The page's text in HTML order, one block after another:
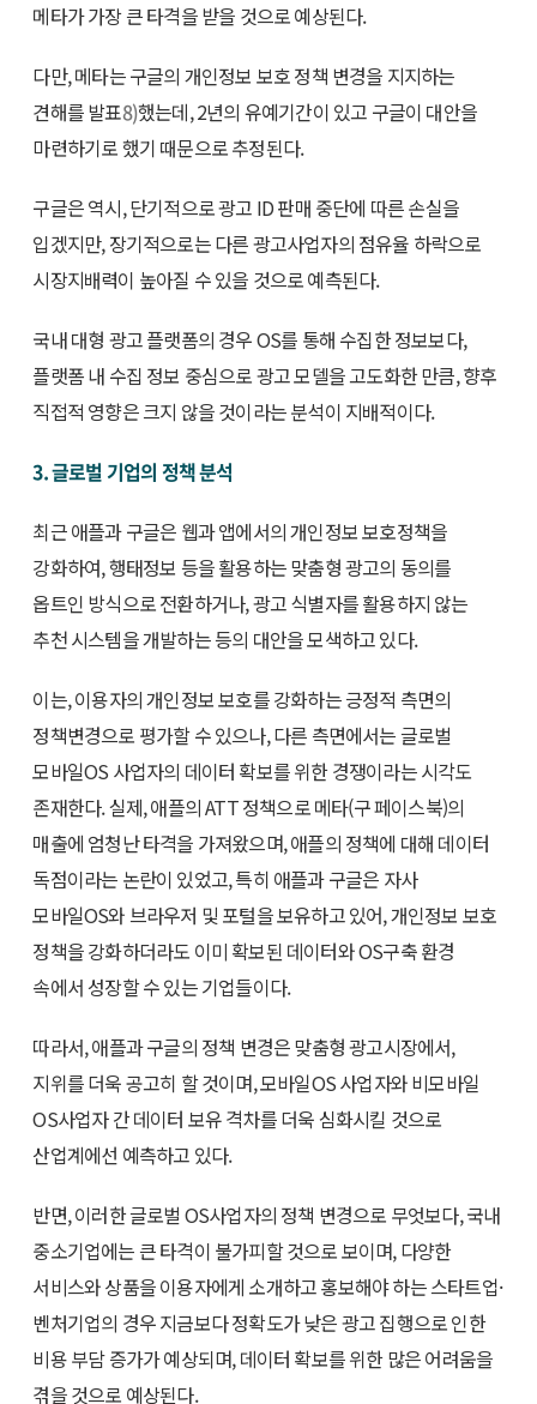
메타가 가장 큰 타격을 받을 것으로 예상된다.
다만, 메타는 구글의 개인정보 보호 정책 변경을 지지하는
견해를 발표8)했는데, 2년의 유예기간이 있고 구글이 대안을
마련하기로 했기 때문으로 추정된다.
구글은 역시, 단기적으로 광고 ID 판매 중단에 따른 손실을
입겠지만, 장기적으로는 다른 광고사업자의 점유율 하락으로
시장지배력이 높아질 수 있을 것으로 예측된다.
국내 대형 광고 플랫폼의 경우 OS를 통해 수집한 정보보다,
플랫폼 내 수집 정보 중심으로 광고 모델을 고도화한 만큼, 향후
직접적 영향은 크지 않을 것이라는 분석이 지배적이다.
3. 글로벌 기업의 정책 분석
최근 애플과 구글은 웹과 앱에서의 개인정보 보호정책을
강화하여, 행태정보 등을 활용하는 맞춤형 광고의 동의를
옵트인 방식으로 전환하거나, 광고 식별자를 활용하지 않는
추천 시스템을 개발하는 등의 대안을 모색하고 있다.
이는, 이용자의 개인정보 보호를 강화하는 긍정적 측면의
정책변경으로 평가할 수 있으나, 다른 측면에서는 글로벌
모바일OS 사업자의 데이터 확보를 위한 경쟁이라는 시각도
존재한다. 실제, 애플의 ATT 정책으로 메타(구 페이스북)의
매출에 엄청난 타격을 가져왔으며, 애플의 정책에 대해 데이터
독점이라는 논란이 있었고, 특히 애플과 구글은 자사
모바일OS와 브라우저 및 포털을 보유하고 있어, 개인정보 보호
정책을 강화하더라도 이미 확보된 데이터와 OS구축 환경
속에서 성장할 수 있는 기업들이다.
따라서, 애플과 구글의 정책 변경은 맞춤형 광고시장에서,
지위를 더욱 공고히 할 것이며, 모바일OS 사업자와 비모바일
OS사업자 간 데이터 보유 격차를 더욱 심화시킬 것으로
산업계에선 예측하고 있다.
반면, 이러한 글로벌 OS사업자의 정책 변경으로 무엇보다, 국내
중소기업에는 큰 타격이 불가피할 것으로 보이며, 다양한
서비스와 상품을 이용자에게 소개하고 홍보해야 하는 스타트업·
벤처기업의 경우 지금보다 정확도가 낮은 광고 집행으로 인한
비용 부담 증가가 예상되며, 데이터 확보를 위한 많은 어려움을
겪을 것으로 예상된다.